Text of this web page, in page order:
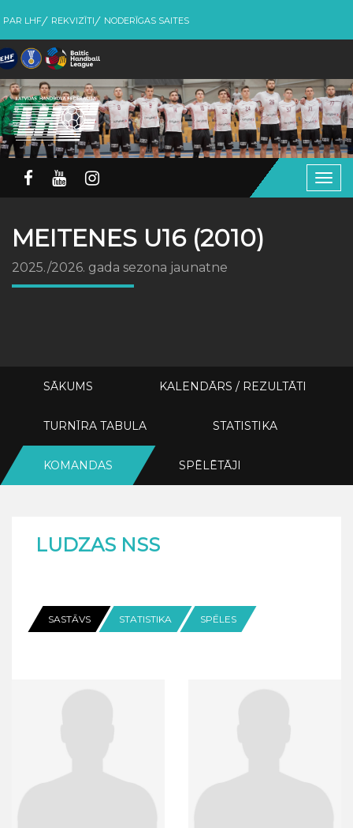
PAR LHF REKVIZĪTI NODERĪGAS SAITES
MEITENES U16 (2010)
2025./2026. gada sezona jaunatne
SĀKUMS KALENDĀRS / REZULTĀTI
TURNĪRA TABULA STATISTIKA
KOMANDAS SPĒLĒTĀJI
LUDZAS NSS
SASTĀVS STATISTIKA SPĒLES